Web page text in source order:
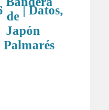
| Datos,